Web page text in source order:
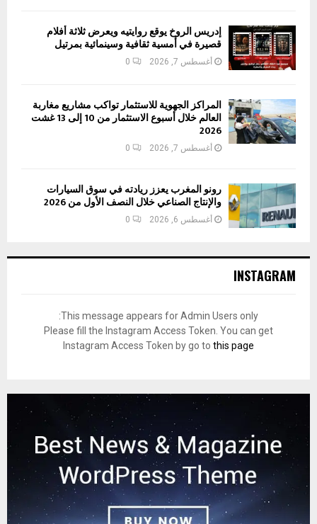
إدريس الروخ يوقع روايتيه ويعرض ثلاثة أفلام
قصيرة في أمسية ثقافية وسينمائية بمرتيل
أغسطس 7, 2026 0
المراكز الجهوية للاستثمار تواكب مشاريع مغاربة
العالم خلال أسبوع الاستثمار من 10 إلى 13 غشت
2026
أغسطس 7, 2026 0
رونو المغرب يعزز ريادته في سوق السيارات
والإنتاج الصناعي خلال النصف الأول من 2026
أغسطس 6, 2026 0
INSTAGRAM
This message appears for Admin Users only:
Please fill the Instagram Access Token. You can get
Instagram Access Token by go to this page